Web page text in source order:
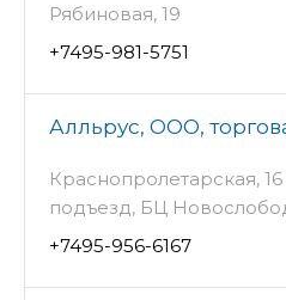
Рябиновая, 19
+7495-981-5751
Алльрус, ООО,
Краснопролетарская, 16
подъезд, БЦ
+7495-956-6167